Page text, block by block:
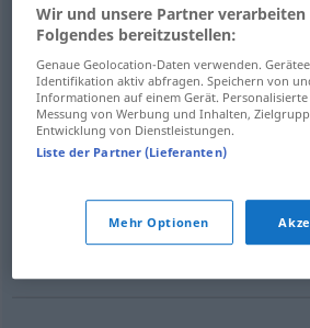
Schicksaln chancefate
Möglichkeit f chance possibility,
possibility, probability
Wir und unsere Partner verarbeiten
Folgendes bereitzustellen:
Genaue Geolocation-Daten verwenden.
Identifikation aktiv abfragen. Speichern von
Informationen auf einem Gerät.
Messung von Werbung und Inhalten,
Entwicklung von Dienstleistungen.
Liste der Partner (Lieferanten)
Mehr Optionen